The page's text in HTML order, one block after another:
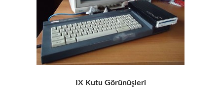
IX Kutu Görünüşleri